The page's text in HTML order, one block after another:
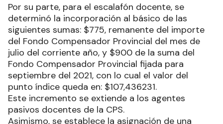
Por su parte, para el escalafón docente, se
determinó la incorporación al básico de las
siguientes sumas: $775, remanente del importe
del Fondo Compensador Provincial del mes de
julio del corriente año, y $900 de la suma del
Fondo Compensador Provincial fijada para
septiembre del 2021, con lo cual el valor del
punto índice queda en: $107,436231.
Este incremento se extiende a los agentes
pasivos docentes de la CPS.
Asimismo, se establece la asignación de una